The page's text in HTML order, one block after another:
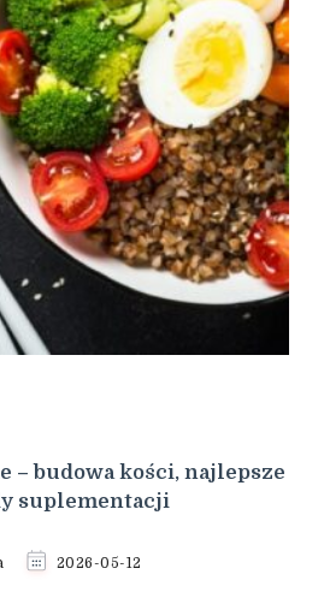
– budowa kości, najlepsze
suplementacji
2026-05-12